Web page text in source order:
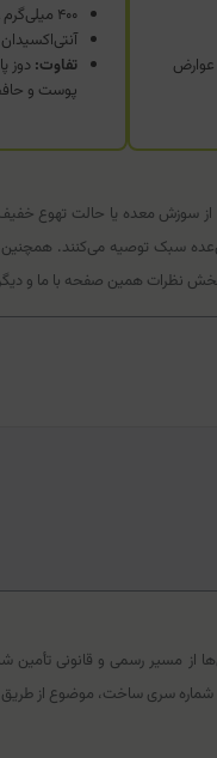
عوارض
۴۰۰ میلی‌گرم ALA در هر کپسول
آنتی‌اکسیدان
تفاوت:دوز
پوست و
از سوزش معده یا حالت
توصیه می‌کنند. همچنین،
نظرات همین صفحه با ما و دیگر
رسمی و قانونی تأمین شده
سری ساخت، موضوع از طریق